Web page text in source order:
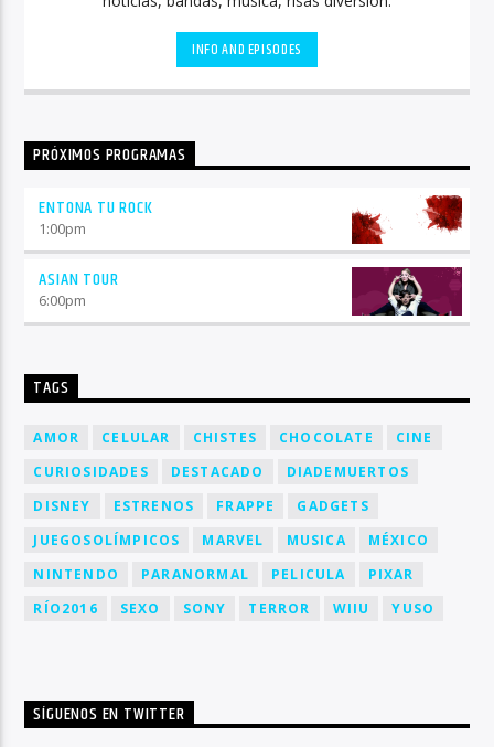
INFO AND EPISODES
PRÓXIMOS PROGRAMAS
ENTONA TU ROCK
1:00pm
ASIAN TOUR
6:00pm
TAGS
AMOR CELULAR CHISTES CHOCOLATE
CINE
CURIOSIDADES
DESTACADO
DIADEMUERTOS
DISNEY
ESTRENOS FRAPPE
GADGETS
JUEGOSOLÍMPICOS
MARVEL MUSICA
MÉXICO
NINTENDO
PARANORMAL PELICULA
PIXAR
RÍO2016
SEXO SONY TERROR WIIU YUSO
SÍGUENOS EN TWITTER